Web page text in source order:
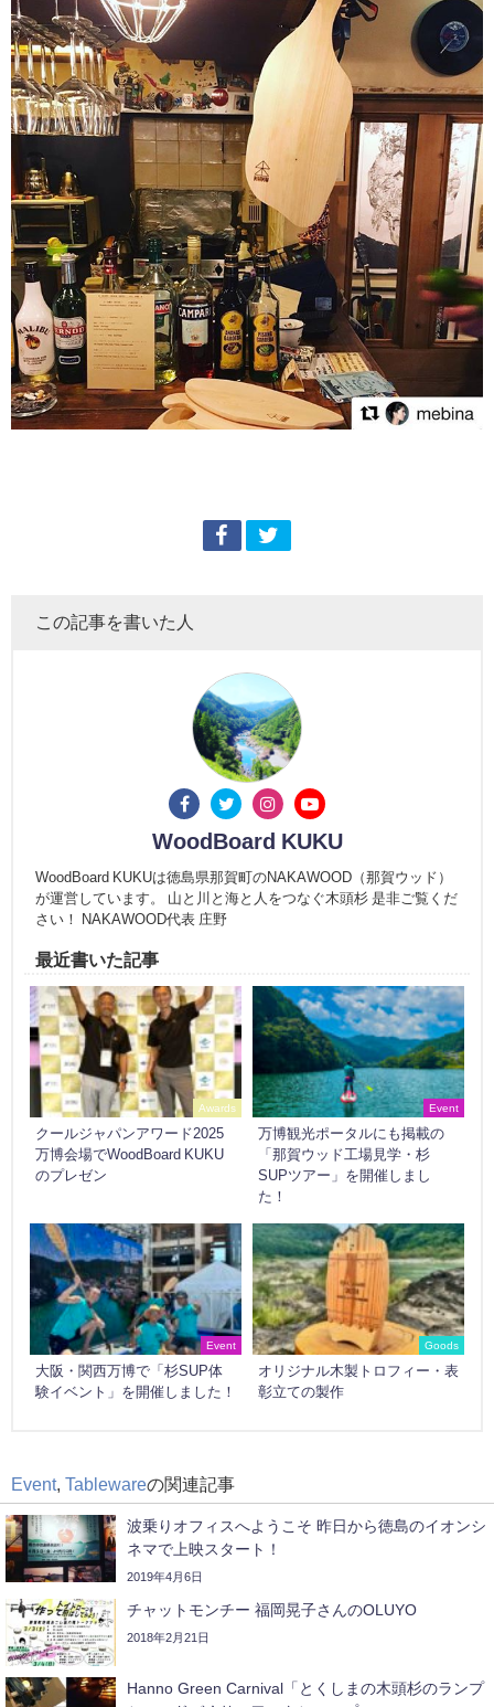
この記事を書いた人
WoodBoard KUKU
WoodBoard KUKUは徳島県那賀町のNAKAWOOD（那賀ウッド）
が運営しています。 山と川と海と人をつなぐ木頭杉 是非ご覧くだ
さい！ NAKAWOOD代表 庄野
最近書いた記事
Awards
クールジャパンアワード2025
万博会場でWoodBoard KUKU
のプレゼン
Event
万博観光ポータルにも掲載の
「那賀ウッド工場見学・杉
SUPツアー」を開催しまし
た！
Event
大阪・関西万博で「杉SUP体
験イベント」を開催しました！
Goods
オリジナル木製トロフィー・表
彰立ての製作
Event, Tablewareの関連記事
波乗りオフィスへようこそ 昨日から徳島のイオンシ
ネマで上映スタート！
2019年4月6日
チャットモンチー 福岡晃子さんのOLUYO
2018年2月21日
Hanno Green Carnival「とくしまの木頭杉のランプ